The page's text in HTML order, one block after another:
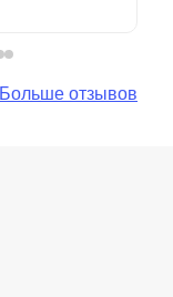
Больше отзывов